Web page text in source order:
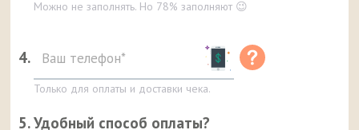
Можно не заполнять. Но 78% заполняют 😉
4.
Только для оплаты и доставки чека.
5. Удобный способ оплаты?